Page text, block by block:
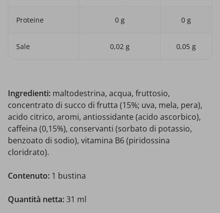
Proteine 0 g 0 g
Sale 0,02 g 0,05 g
Ingredienti: maltodestrina, acqua, fruttosio,
concentrato di succo di frutta (15%; uva, mela, pera),
acido citrico, aromi, antiossidante (acido ascorbico),
caffeina (0,15%), conservanti (sorbato di potassio,
benzoato di sodio), vitamina B6 (piridossina
cloridrato).
Contenuto: 1 bustina
Quantità netta:31 ml